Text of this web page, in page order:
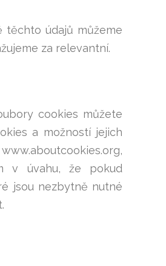
těchto údajů můžeme
za relevantní.
cookies můžete
a možností jejich
v úvahu, že pokud
jsou nezbytně nutné